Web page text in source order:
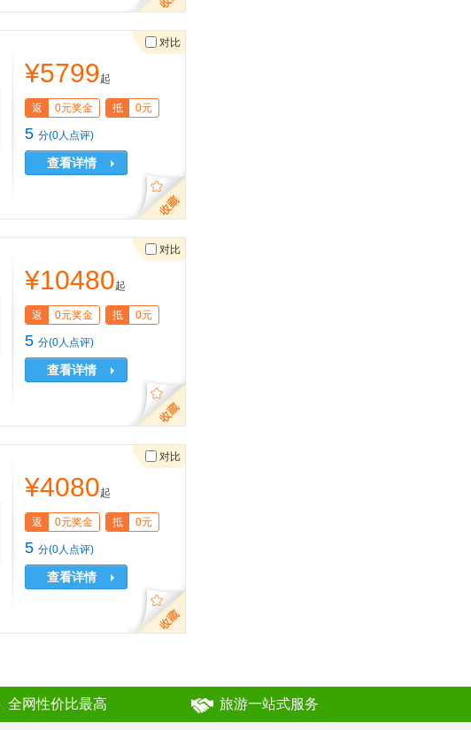
¥5799起
返 0元奖金 抵 0元
5 分(0人点评)
查看详情
对比
¥10480起
返 0元奖金 抵 0元
5 分(0人点评)
查看详情
对比
¥4080起
返 0元奖金 抵 0元
5 分(0人点评)
查看详情
对比
全网性价比最高 旅游一站式服务